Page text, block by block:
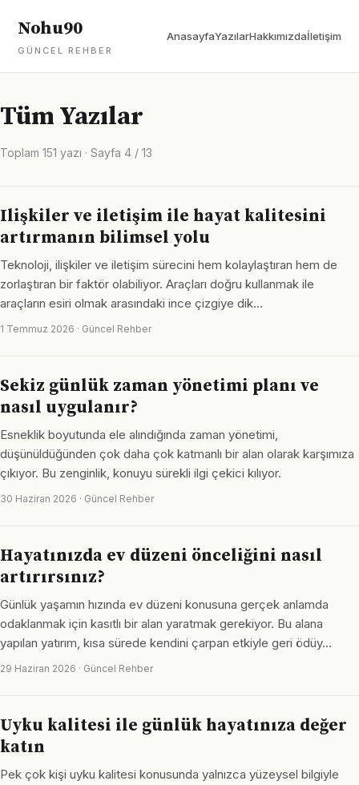
Nohu90
GÜNCEL REHBER
AnasayfaYazılarHakkımızdaİletişim
Tüm Yazılar
Toplam 151 yazı · Sayfa 4 / 13
Ilişkiler ve iletişim ile hayat kalitesini
artırmanın bilimsel yolu
Teknoloji, ilişkiler ve iletişim sürecini hem kolaylaştıran hem de
zorlaştıran bir faktör olabiliyor. Araçları doğru kullanmak ile
araçların esiri olmak arasındaki ince çizgiye dik…
1 Temmuz 2026 · Güncel Rehber
Sekiz günlük zaman yönetimi planı ve
nasıl uygulanır?
Esneklik boyutunda ele alındığında zaman yönetimi,
düşünüldüğünden çok daha çok katmanlı bir alan olarak karşımıza
çıkıyor. Bu zenginlik, konuyu sürekli ilgi çekici kılıyor.
30 Haziran 2026 · Güncel Rehber
Hayatınızda ev düzeni önceliğini nasıl
artırırsınız?
Günlük yaşamın hızında ev düzeni konusuna gerçek anlamda
odaklanmak için kasıtlı bir alan yaratmak gerekiyor. Bu alana
yapılan yatırım, kısa sürede kendini çarpan etkiyle geri ödüy…
29 Haziran 2026 · Güncel Rehber
Uyku kalitesi ile günlük hayatınıza değer
katın
Pek çok kişi uyku kalitesi konusunda yalnızca yüzeysel bilgiyle